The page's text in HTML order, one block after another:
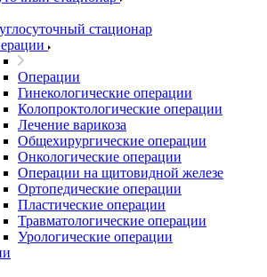
стационар
Операции
Гинекологические операции
Колопроктологические операции
Лечение варикоза
Общехирургические операции
Онкологические операции
Операции на щитовидной железе
Ортопедические операции
Пластические операции
Травматологические операции
Урологические операции